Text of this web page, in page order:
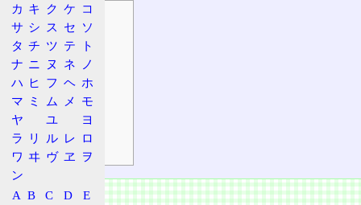
目次
情報
ストーリー
登場人物
特徴
エンディング
バグ騒動
情報
カ キ ク ケ コ
サ シ ス セ ソ
タ チ ツ テ
ト
ナ ニ ヌ ネ
ノ
ハ ヒ フ ヘ ホ
マ ミ ム メ
モ
ヤ
ユ
ヨ
ラ
リ ル レ ロ
ワ ヰ ヴ ヱ
ヲ
ン
A B C D
E